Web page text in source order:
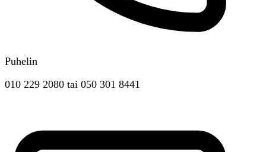
Puhelin
010 229 2080 tai 050 301 8441